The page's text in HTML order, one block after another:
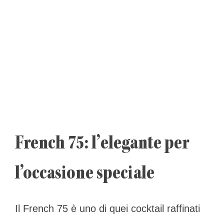
French 75: l’elegante per
l’occasione speciale
Il French 75 è uno di quei cocktail raffinati